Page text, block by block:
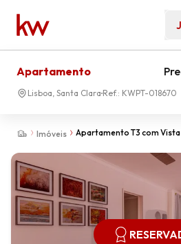
Imóveis
Apartamento T3 com
Apartamento
Lisboa, Santa Clara Ref.: KWPT-018670